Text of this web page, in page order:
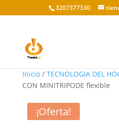
3207377330
Inicio/ TECNOLOGIA DEL
CON MINITRIPODE flexible
¡Oferta!